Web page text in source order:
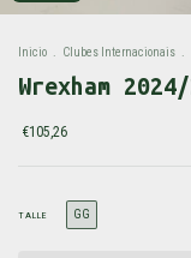
Inicio . Clubes Internacionais .
Wrexham
€105,26
TALLE GG